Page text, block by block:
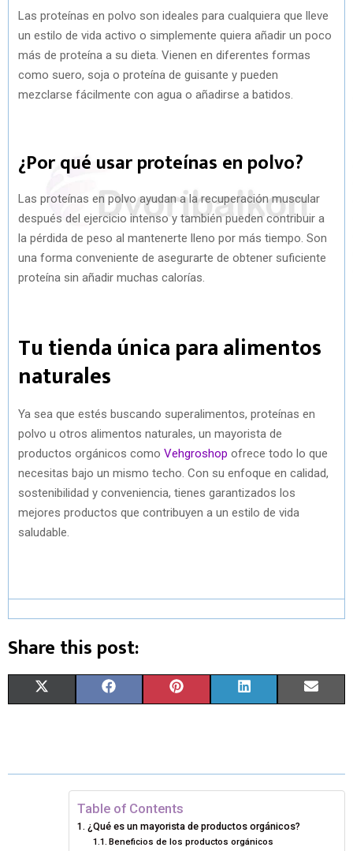
Las proteínas en polvo son ideales para cualquiera que lleve
un estilo de vida activo o simplemente quiera añadir un poco
más de proteína a su dieta. Vienen en diferentes formas
como suero, soja o proteína de guisante y pueden
mezclarse fácilmente con agua o añadirse a batidos.
¿Por qué usar proteínas en polvo?
Las proteínas en polvo ayudan a la recuperación muscular
después del ejercicio intenso y también pueden contribuir a
la pérdida de peso al mantenerte lleno por más tiempo. Son
una forma conveniente de asegurarte de obtener suficiente
proteína sin añadir muchas calorías.
Tu tienda única para alimentos
naturales
Ya sea que estés buscando superalimentos, proteínas en
polvo u otros alimentos naturales, un mayorista de
productos orgánicos como Vehgroshop ofrece todo lo que
necesitas bajo un mismo techo. Con su enfoque en calidad,
sostenibilidad y conveniencia, tienes garantizados los
mejores productos que contribuyen a un estilo de vida
saludable.
Share this post:
R
W R
E
O
E
B
O
R
O
T
R
R
O
K
D
R
I
Table of Contents
¿Qué es un mayorista de productos orgánicos?
Beneficios de los productos orgánicos